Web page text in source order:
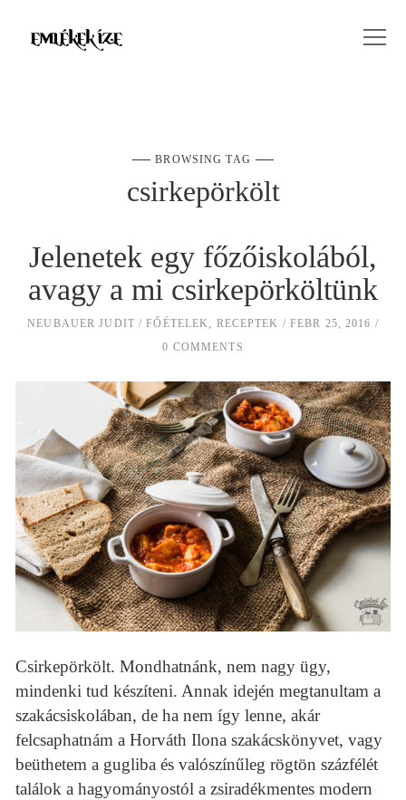
BROWSING TAG
csirkepörkölt
Jelenetek egy főzőiskolából,
avagy a mi csirkepörköltünk
NEUBAUER JUDIT FŐÉTELEK, RECEPTEK
FEBR 25, 2016
0 COMMENTS
Csirkepörkölt. Mondhatnánk, nem nagy ügy,
mindenki tud készíteni. Annak idején megtanultam a
szakácsiskolában, de ha nem így lenne, akár
felcsaphatnám a Horváth Ilona szakácskönyvet, vagy
beüthetem a gugliba és valószínűleg rögtön százfélét
találok a hagyományostól a zsiradékmentes modern